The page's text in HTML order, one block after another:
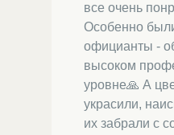
все очень
Особенно
официанты -
высоком
уровне🙏 А
украсили,
их забрали с